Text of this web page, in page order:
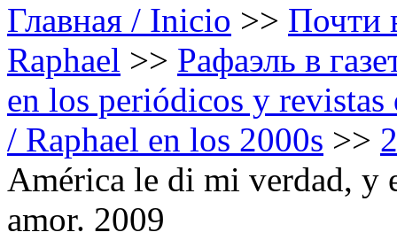
Главная / Inicio >> Почти
Raphael >> Рафаэль в
en los periódicos y
/ Raphael en los 2000s >>
América le di mi verdad, y
amor. 2009